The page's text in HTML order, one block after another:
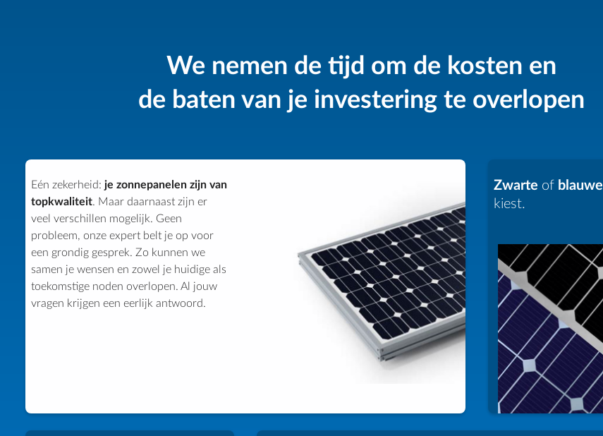
We nemen de tijd om de kosten en
de baten van je investering te overlopen
Eén zekerheid: je zonnepanelen zijn van
topkwaliteit. Maar daarnaast zijn er
veel verschillen mogelijk. Geen
probleem, onze expert belt je op voor
een grondig gesprek. Zo kunnen we
samen je wensen en zowel je huidige als
toekomstige noden overlopen. Al jouw
vragen krijgen een eerlijk antwoord.
Zwarte of blauwe
kiest.